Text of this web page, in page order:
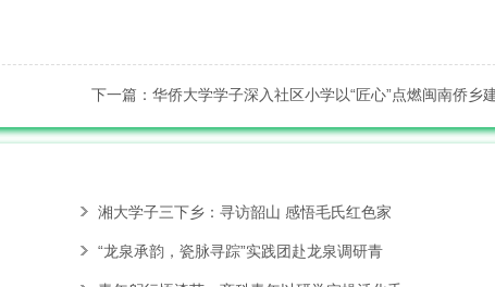
下一篇：华侨大学学子深入社区小学以“匠心”点燃闽南侨乡
化传
湘大学子三下乡：寻访韶山 感悟毛氏红色家
“龙泉承韵，瓷脉寻踪”实践团赴龙泉调研青